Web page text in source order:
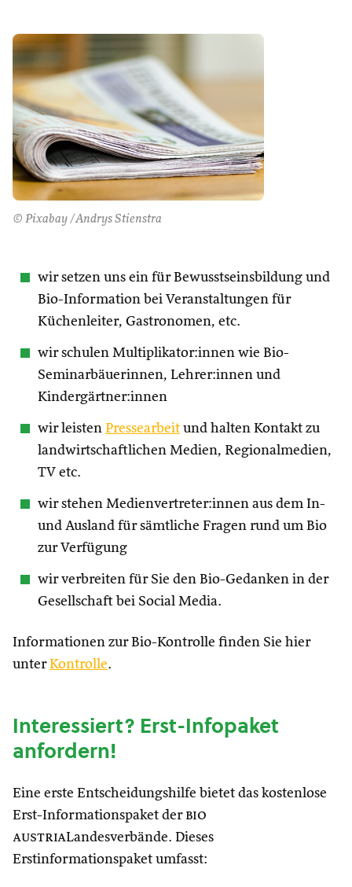
© Pixabay /Andrys Stienstra
wir setzen uns ein für Bewusstseinsbildung und
Bio-Information bei Veranstaltungen für
Küchenleiter, Gastronomen, etc.
wir schulen Multiplikator:innen wie Bio-
Seminarbäuerinnen, Lehrer:innen und
Kindergärtner:innen
wir leisten Pressearbeit und halten Kontakt zu
landwirtschaftlichen Medien, Regionalmedien,
TV etc.
wir stehen Medienvertreter:innen aus dem In-
und Ausland für sämtliche Fragen rund um Bio
zur Verfügung
wir verbreiten für Sie den Bio-Gedanken in der
Gesellschaft bei Social Media.
Informationen zur Bio-Kontrolle finden Sie hier
unterKontrolle.
Interessiert? Erst-Infopaket
anfordern!
Eine erste Entscheidungshilfe bietet das kostenlose
Erst-Informationspaket der bio
austriaLandesverbände. Dieses
Erstinformationspaket umfasst: